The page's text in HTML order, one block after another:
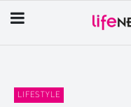
LIFESTYLE